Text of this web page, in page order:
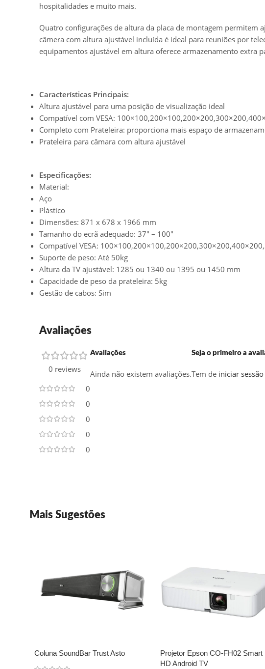
hospitalidades e muito mais.
Quatro configurações de altura da placa de montagem permitem
câmera com altura ajustável incluída é ideal para reuniões por
equipamentos ajustável em altura oferece armazenamento extra
Características Principais:
Altura ajustável para uma posição de visualização ideal
Compatível com VESA:
Completo com Prateleira: proporciona mais espaço de
Prateleira para câmara com altura ajustável
Especificações:
Material:
Aço
Plástico
Dimensões: 871 x 678 x 1966 mm
Tamanho do ecrã adequado: 37″ – 100″
Compatível VESA:
Suporte de peso: Até 50kg
Altura da TV ajustável: 1285 ou 1340 ou 1395 ou 1450 mm
Capacidade de peso da prateleira: 5kg
Gestão de cabos: Sim
Avaliações
0 reviews
0
0
0
0
0
Avaliações
Ainda não existem avaliações.
Seja o primeiro a
Tem de iniciar sessão
Mais Sugestões
Coluna SoundBar Trust Asto
Projetor Epson CO-FH02 Smart
HD Android TV